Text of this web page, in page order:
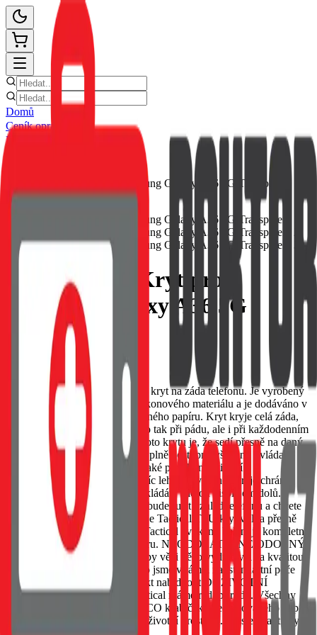
Domů
Ceník oprav
E-shop
Tactical TPU Kryt pro
Samsung Galaxy A36 5G
Transparent
8596311272721
Tactical TPU je tenký čirý TPU kryt na záda telefonu. Je vyrobený
z dokonale čirého pružného silikonového materiálu a je dodáváno v
ekologickém balení z recyklovaného papíru. Kryt kryje celá záda,
boky a rohy telefonu a chrání ho tak při pádu, ale i při každodenním
používání. Hlavním plusem tohoto krytu je, že sedí přesně na daný
typ telefonu a zároveň zůstávají plně dostupné všechny ovládací
prvky a konektory. Pouzdro je také plně kompatibilní s
bezdrátovými nabíječkami. Navíc lehce vyvýšené okraje chrání
displej telefonu v případě že pokládáte telefon displejem dolů.
Pokud preferujete kryt, který nebude rušit vzhled telefonu a chcete
aby byla vidět i barva telefonu, je Tactical TPU kryt volba přesně
pro vás. Navíc jak je u značky Tactical zvykem, balení je kompletně
vyrobeno z recyklovaného papíru. NEODOLATELNĚ ODOLNÝ
U nás v Tactical dbáme na to, aby věci něco vydržely a za kvalitou
svých výrobků si stojíme! Proto jsme v rámci nadstandartní péče
Tactical schopni na tento produkt nabídnout DOŽIVOTNÍ
ZÁRUKU. BE ECO My v Tactical máme rádi přírodu. Všechny
naše produkty jsou balené do ECO krabiček z recyklovaného papíru
tak, aby co nejméně zatěžovaly životní prostředí. Myslete takticky!